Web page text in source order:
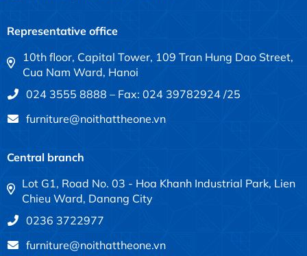
Representative office
10th floor, Capital Tower, 109 Tran Hung Dao Street,
Cua Nam Ward, Hanoi
024 3555 8888 – Fax: 024 39782924 /25
furniture@noithattheone.vn
Central branch
Lot G1, Road No. 03 - Hoa Khanh Industrial Park, Lien
Chieu Ward, Danang City
0236 3722977
furniture@noithattheone.vn